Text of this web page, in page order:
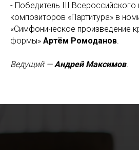
- Победитель III
композиторов «Партитура» в
«Симфоническое произведение
формы» Артём Ромоданов.
Ведущий —Андрей Максимов.